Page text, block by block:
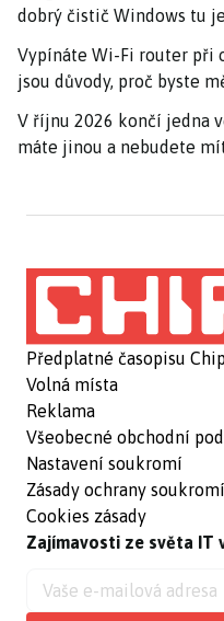
dobrý čistič Windows tu
Vypínáte Wi-Fi router při
jsou důvody, proč byste
V říjnu 2026 končí jedna
máte jinou a nebudete
Předplatné časopisu Chip
Volná místa
Reklama
Všeobecné obchodní
Nastavení soukromí
Zásady ochrany soukromí
Cookies zásady
Zajímavosti ze světa IT